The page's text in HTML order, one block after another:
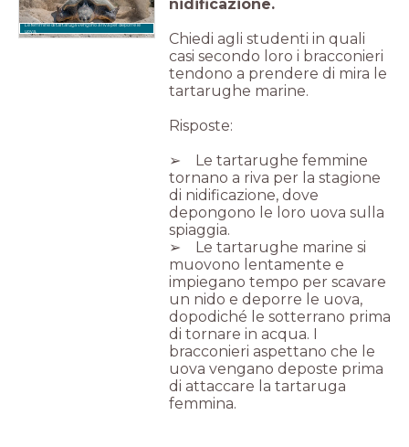
Le femmine di tartaruga vengono a riva per deporre le
uova.
nidificazione.
Chiedi agli studenti in quali
casi secondo loro i bracconieri
tendono a prendere di mira le
tartarughe marine.
Risposte:
➢ Le tartarughe femmine
tornano a riva per la stagione
di nidificazione, dove
depongono le loro uova sulla
spiaggia.
➢ Le tartarughe marine si
muovono lentamente e
impiegano tempo per scavare
un nido e deporre le uova,
dopodiché le sotterrano prima
di tornare in acqua. I
bracconieri aspettano che le
uova vengano deposte prima
di attaccare la tartaruga
femmina.